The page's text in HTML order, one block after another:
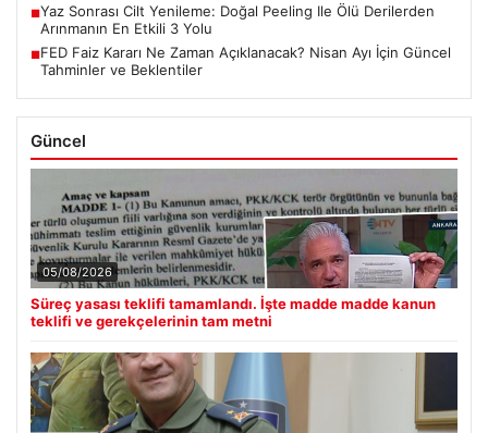
■Yaz Sonrası Cilt Yenileme: Doğal Peeling Ile Ölü Derilerden
Arınmanın En Etkili 3 Yolu
■FED Faiz Kararı Ne Zaman Açıklanacak? Nisan Ayı İçin Güncel
Tahminler ve Beklentiler
Güncel
05/08/2026
Süreç yasası teklifi tamamlandı. İşte madde madde kanun
teklifi ve gerekçelerinin tam metni